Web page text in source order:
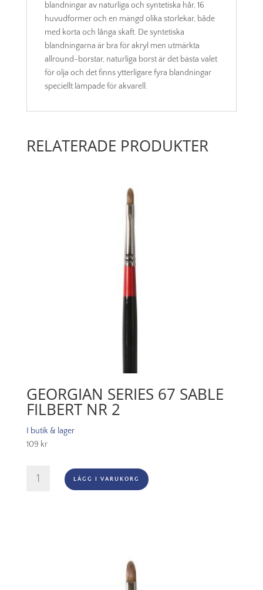
blandningar av naturliga och syntetiska hår, 16
huvudformer och en mängd olika storlekar, både
med korta och långa skaft. De syntetiska
blandningarna är bra för akryl men utmärkta
allround-borstar, naturliga borst är det bästa valet
för olja och det finns ytterligare fyra blandningar
speciellt lämpade för akvarell.
RELATERADE PRODUKTER
GEORGIAN SERIES 67 SABLE
FILBERT NR 2
I butik & lager
109 kr
Series
LÄGG I VARUKORG